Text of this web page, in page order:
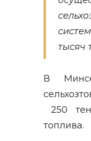
тысяч
В
250
топлива.